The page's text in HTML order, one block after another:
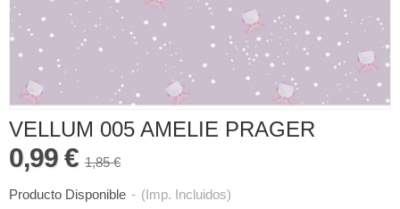
VELLUM 005 AMELIE PRAGER
0,99 € 1,85 €
Producto Disponible - (Imp. Incluidos)